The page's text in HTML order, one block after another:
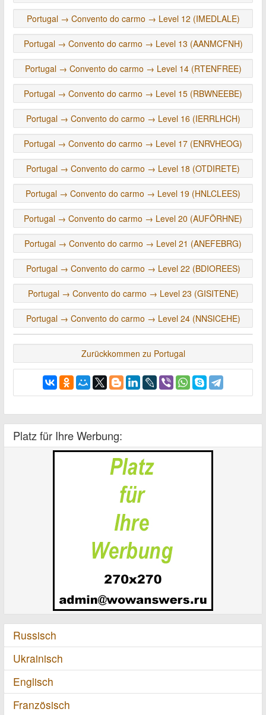
Portugal → Convento do carmo → Level 12 (IMEDLALE)
Portugal → Convento do carmo → Level 13 (AANMCFNH)
Portugal → Convento do carmo → Level 14 (RTENFREE)
Portugal → Convento do carmo → Level 15 (RBWNEEBE)
Portugal → Convento do carmo → Level 16 (IERRLHCH)
Portugal → Convento do carmo → Level 17 (ENRVHEOG)
Portugal → Convento do carmo → Level 18 (OTDIRETE)
Portugal → Convento do carmo → Level 19 (HNLCLEES)
Portugal → Convento do carmo → Level 20 (AUFÖRHNE)
Portugal → Convento do carmo → Level 21 (ANEFEBRG)
Portugal → Convento do carmo → Level 22 (BDIOREES)
Portugal → Convento do carmo → Level 23 (GISITENE)
Portugal → Convento do carmo → Level 24 (NNSICEHE)
Zurückkommen zu Portugal
Platz für Ihre Werbung:
Russisch
Ukrainisch
Englisch
Französisch